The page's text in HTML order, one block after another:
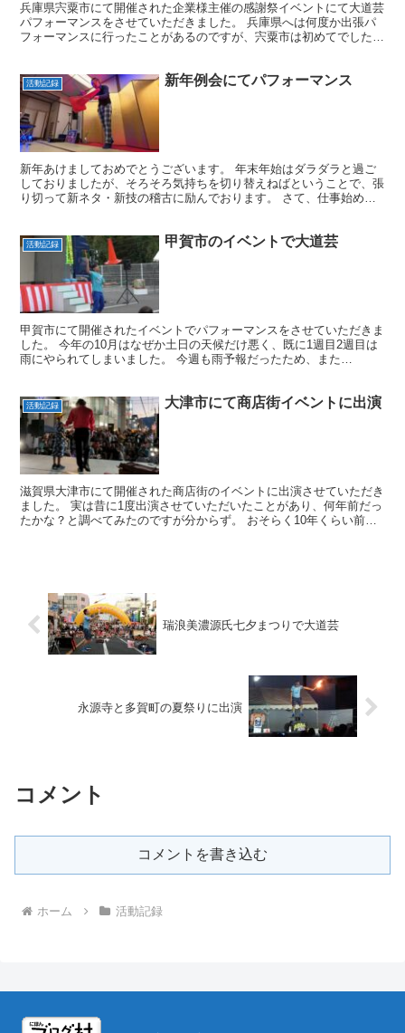
兵庫県宍粟市にて開催された企業様主催の感謝祭イベントにて大道芸
パフォーマンスをさせていただきました。 兵庫県へは何度か出張パ
フォーマンスに行ったことがあるのですが、宍粟市は初めてでした。
活動記録 新年例会にてパフォーマンス
新年あけましておめでとうございます。 年末年始はダラダラと過ご
しておりましたが、そろそろ気持ちを切り替えねばということで、張
り切って新ネタ・新技の稽古に励んでおります。 さて、仕事始めは
活動記録 甲賀市のイベントで大道芸
甲賀市にて開催されたイベントでパフォーマンスをさせていただきま
した。 今年の10月はなぜか土日の天候だけ悪く、既に1週目2週目は
雨にやられてしまいました。 今週も雨予報だったため、また
活動記録 大津市にて商店街イベントに出演
滋賀県大津市にて開催された商店街のイベントに出演させていただき
ました。 実は昔に1度出演させていただいたことがあり、何年前だっ
たかな？と調べてみたのですが分からず。 おそらく10年くらい前か
瑞浪美濃源氏七夕まつりで大道芸
永源寺と多賀町の夏祭りに出演
コメント
コメントを書き込む
ホーム 活動記録